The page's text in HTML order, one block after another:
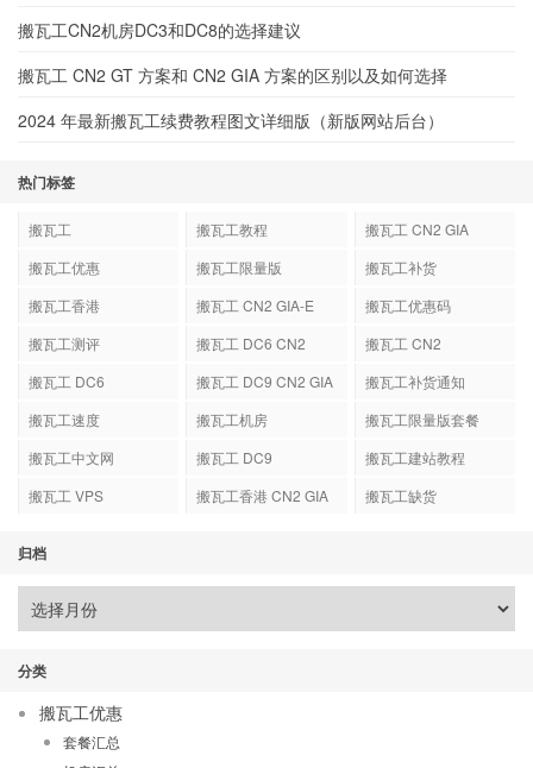
搬瓦工CN2机房DC3和DC8的选择建议
搬瓦工 CN2 GT 方案和 CN2 GIA 方案的区别以及如何选择
2024 年最新搬瓦工续费教程图文详细版（新版网站后台）
热门标签
搬瓦工 搬瓦工教程
搬瓦工 CN2 GIA
搬瓦工优惠
搬瓦工限量版
搬瓦工补货
搬瓦工香港
搬瓦工 CN2 GIA-E
搬瓦工优惠码
搬瓦工测评
搬瓦工 DC6 CN2
搬瓦工 CN2
搬瓦工 DC6
搬瓦工 DC9 CN2 GIA
搬瓦工补货通知
搬瓦工速度
搬瓦工机房
搬瓦工限量版套餐
搬瓦工中文网
搬瓦工 DC9
搬瓦工建站教程
搬瓦工 VPS
搬瓦工香港 CN2 GIA 搬瓦工缺货
归档
分类
搬瓦工优惠
套餐汇总